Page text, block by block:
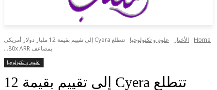
الأخبار علوم و تكنولوجيا
تتطلع Cyera إلى تقييم بقيمة 12 مليار دولار أمريكي
علوم و تكنولوجيا
تتطلع Cyera إلى تقييم بقيمة 12